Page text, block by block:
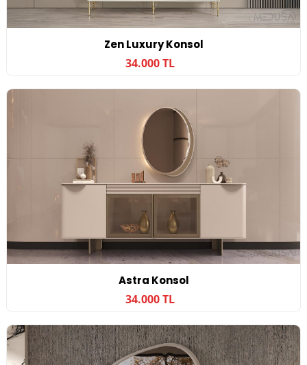
Zen Luxury Konsol
34.000 TL
Astra Konsol
34.000 TL